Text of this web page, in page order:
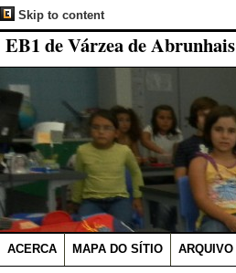
EB1 de Várzea de Abrunhais
Skip to content
ACERCA MAPA DO SÍTIO ARQUIVO